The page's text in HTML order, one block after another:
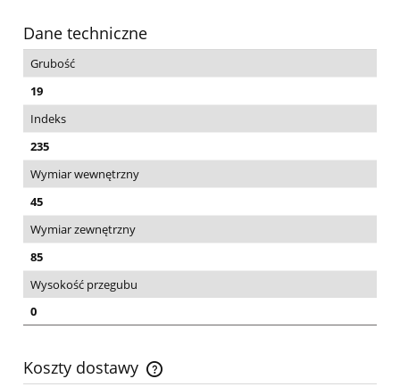
Dane techniczne
Grubość
19
Indeks
235
Wymiar wewnętrzny
45
Wymiar zewnętrzny
85
Wysokość przegubu
0
Koszty dostawy
Cena nie zawiera ewentualnych kosztów płatności